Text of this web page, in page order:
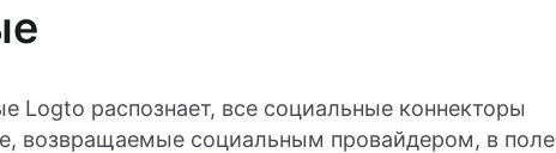
Logto распознает, все социальные коннекторы
возвращаемые социальным провайдером, в поле